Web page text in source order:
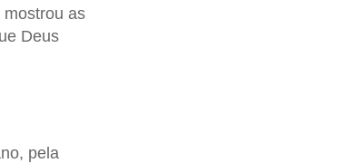
mostrou as
Deus
pela